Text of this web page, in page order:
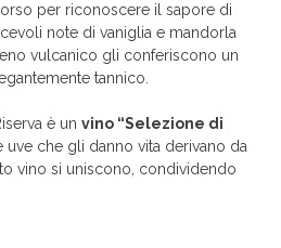
per riconoscere il sapore di
note di vaniglia e mandorla
vulcanico gli conferiscono un
tannico.
è un vino “Selezione di
uve che gli danno vita derivano da
vino si uniscono, condividendo